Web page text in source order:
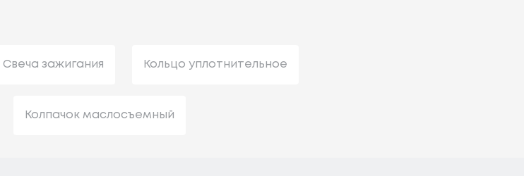
Свеча зажигания Кольцо уплотнительное
Колпачок маслосъемный